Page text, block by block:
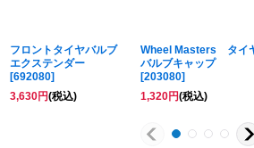
フロントタイヤバルブ
エクステンダー
[692080]
3,630円(税込)
Wheel Masters タイ
バルブキャップ
[203080]
1,320円(税込)